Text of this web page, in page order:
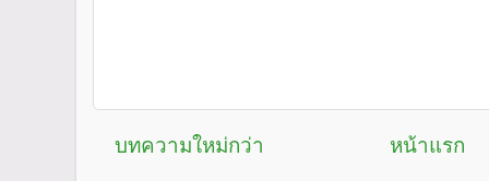
บทความใหม่กว่า หน้าแรก